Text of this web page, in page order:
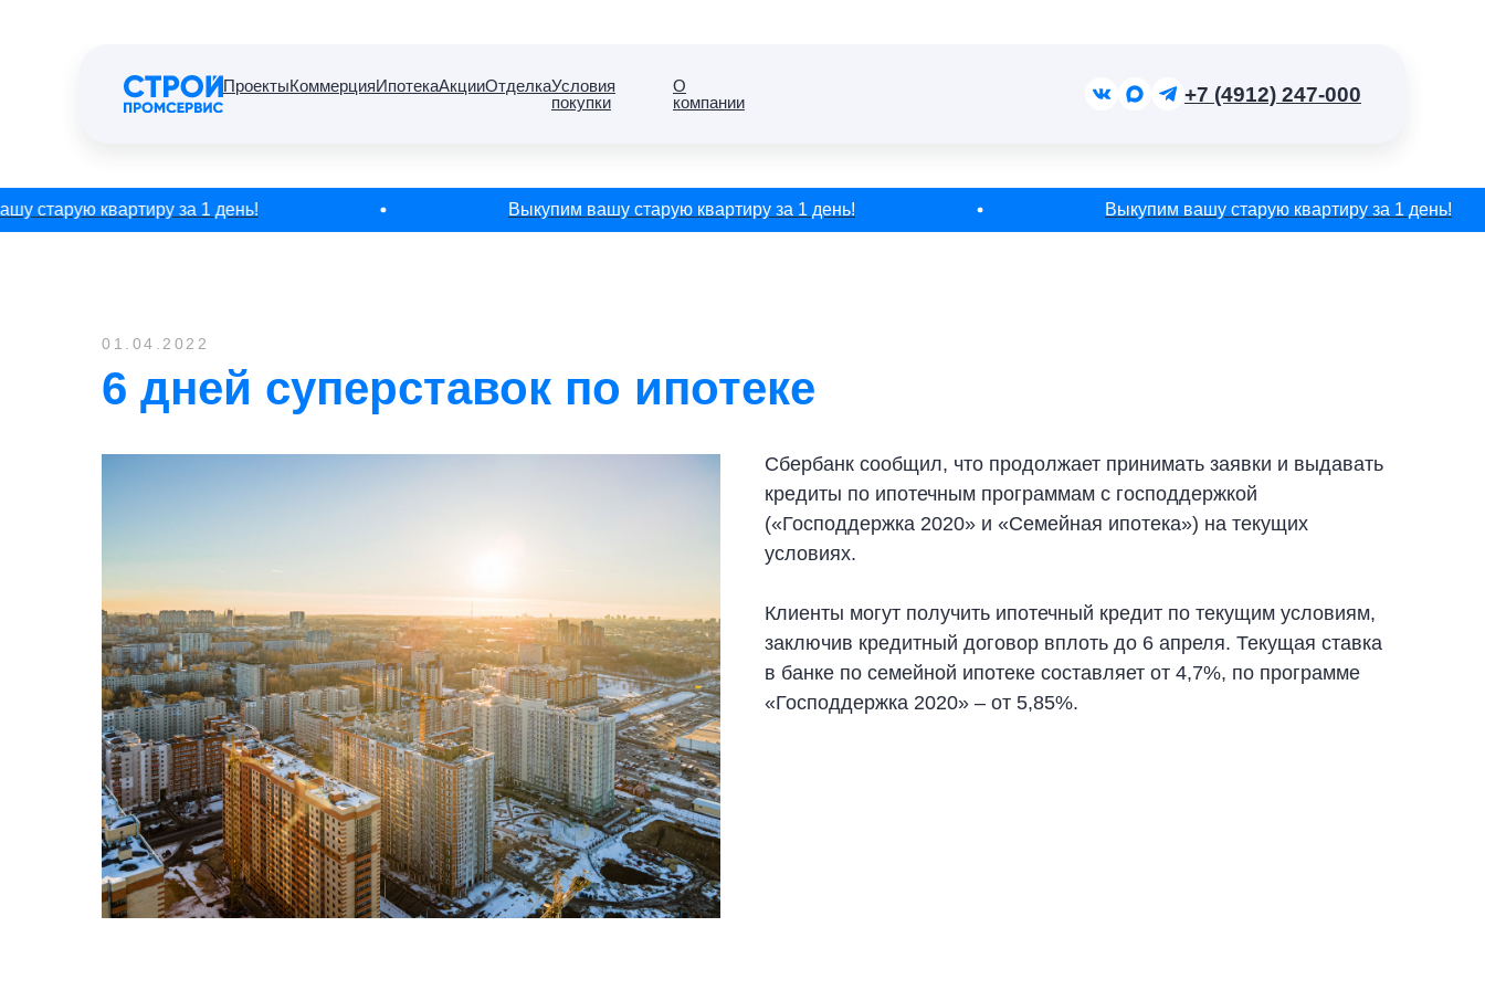
ПроектыКоммерцияИпотекаАкцииОтделкаУсловия
покупки
О
компании
+7 (4912) 247-000
старую квартиру за 1 день! Выкупим вашу старую квартиру за 1 день! Выкупим вашу старую квартиру за 1 день!
01.04.2022
6 дней суперставок по ипотеке
Сбербанк сообщил, что продолжает принимать заявки и выдавать
кредиты по ипотечным программам с господдержкой
(«Господдержка 2020» и «Семейная ипотека») на текущих
условиях.
Клиенты могут получить ипотечный кредит по текущим условиям,
заключив кредитный договор вплоть до 6 апреля. Текущая ставка
в банке по семейной ипотеке составляет от 4,7%, по программе
«Господдержка 2020» – от 5,85%.